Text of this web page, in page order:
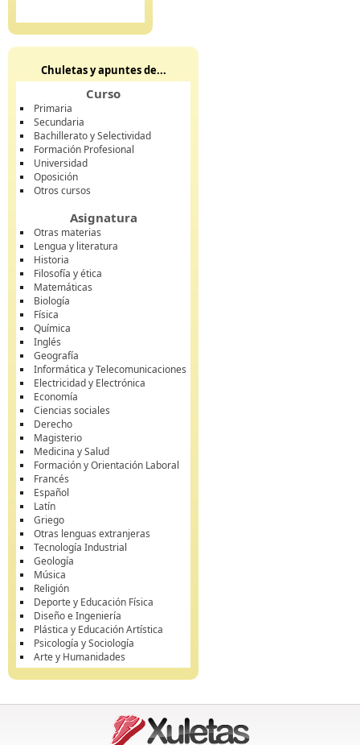
Chuletas y apuntes de...
Curso
Primaria
Secundaria
Bachillerato y Selectividad
Formación Profesional
Universidad
Oposición
Otros cursos
Asignatura
Otras materias
Lengua y literatura
Historia
Filosofía y ética
Matemáticas
Biología
Física
Química
Inglés
Geografía
Informática y Telecomunicaciones
Electricidad y Electrónica
Economía
Ciencias sociales
Derecho
Magisterio
Medicina y Salud
Formación y Orientación Laboral
Francés
Español
Latín
Griego
Otras lenguas extranjeras
Tecnología Industrial
Geología
Música
Religión
Deporte y Educación Física
Diseño e Ingeniería
Plástica y Educación Artística
Psicología y Sociología
Arte y Humanidades